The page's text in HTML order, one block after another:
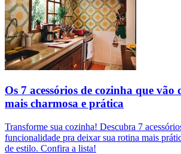
Os 7 acessórios de cozinha que
mais charmosa e prática
Transforme sua cozinha! Descubra 7
funcionalidade pra deixar sua rotina mais
de estilo. Confira a lista!